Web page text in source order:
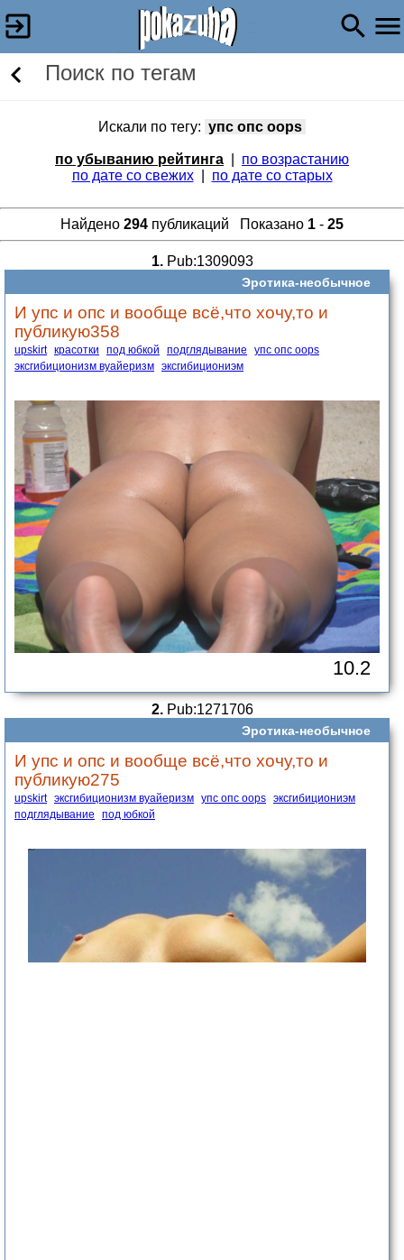
Поиск по тегам
Искали по тегу: упс опс oops
по убыванию рейтинга
по возрастанию
по дате со свежих| по дате со старых
Найдено 294 публикаций Показано 1 - 25
1.Pub:1309093
Эротика-необычное
И упс и опс и вообще всё,что хочу,то и
публикую358
upskirt красотки под юбкой подглядывание
упс опс oops
эксгибиционизм вуайеризм эксгибициониэм
10.2
2.Pub:1271706
Эротика-необычное
И упс и опс и вообще всё,что хочу,то и
публикую275
upskirt эксгибиционизм вуайеризм упс опс oops эксгибициониэм
подглядывание
под юбкой